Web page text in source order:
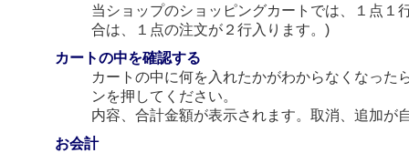
当ショップのショッピングカートでは、１点１
合は、１点の注文が２行入ります。)
カートの中を確認する
カートの中に何を入れたかがわからなくなった
ンを押してください。
内容、合計金額が表示されます。取消、追加が
お会計